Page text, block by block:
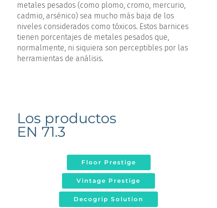
metales pesados (como plomo, cromo, mercurio,
cadmio, arsénico) sea mucho más baja de los
niveles considerados como tóxicos. Estos barnices
tienen porcentajes de metales pesados que,
normalmente, ni siquiera son perceptibles por las
herramientas de análisis.
Los productos
EN 71.3
Floor Prestige
Vintage Prestige
Decogrip Solution